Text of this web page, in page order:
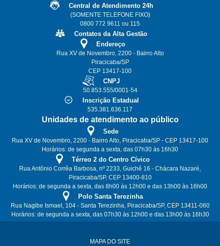
Central de Atendimento 24h
(SOMENTE TELEFONE FIXO)
0800 772 9611 ou 115
Contatos da Alta Gestão
Endereço
Rua XV de Novembro, 2200 - Bairro Alto
Piracicaba/SP
CEP 13417-100
CNPJ
50.853.555/0001-54
Inscrição Estadual
535.381.636.117
Unidades de atendimento ao público
Sede
Rua XV de Novembro, 2200 - Bairro Alto, Piracicaba/SP - CEP 13417-100
Horários: de segunda a sexta, das 07h30 às 16h30
Térreo 2 do Centro Cívico
Rua Antônio Corrêa Barbosa, nº 2233, Guichê 16 - Chácara Nazaré,
Piracicaba/SP, CEP 13400-810
Horários: de segunda a sexta, das 8h00 às 12h00 e das 13h00 às 16h00
Polo Santa Terezinha
Rua Nagibe Ismael, 104 - Santa Terezinha, Piracicaba/SP, CEP 13411-060
Horários: de segunda a sexta, das 07h30 às 12h00 e das 13h00 às 16h30
MAPA DO SITE